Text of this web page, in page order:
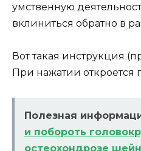
умственную
вклиниться обратно в
Вот такая инструкция
При нажатии откроется
Полезная
и побороть
остеохондрозе